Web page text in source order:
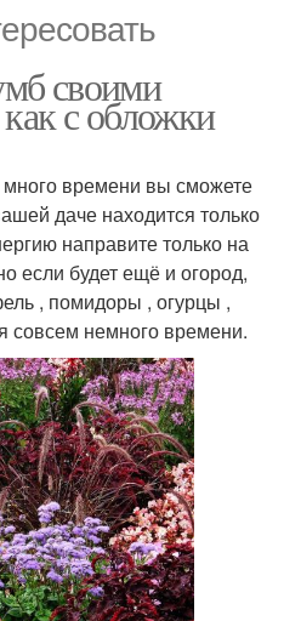
своими
с обложки
много времени вы сможете
даче находится только
направите только на
если будет ещё и огород,
, помидоры , огурцы ,
совсем немного времени.